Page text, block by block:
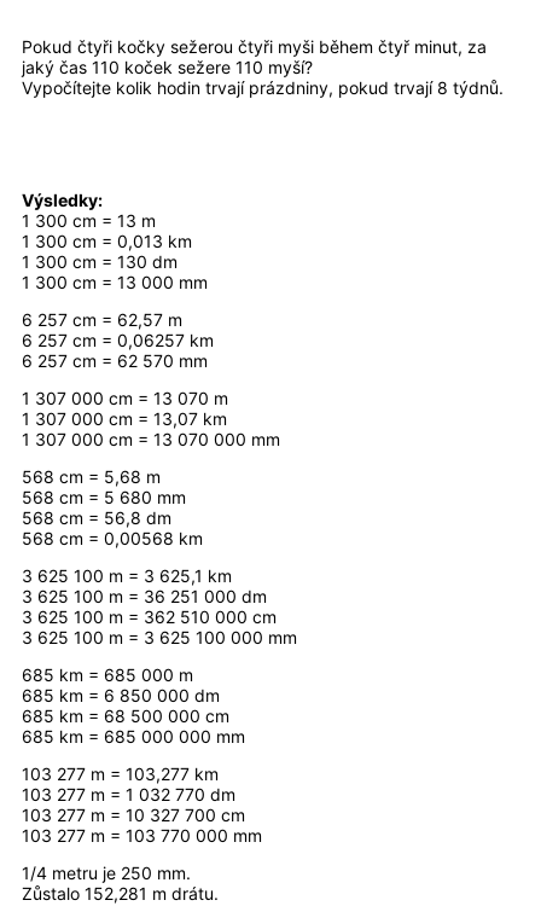
Pokud čtyři kočky sežerou čtyři myši během čtyř minut, za
jaký čas 110 koček sežere 110 myší?
Vypočítejte kolik hodin trvají prázdniny, pokud trvají 8 týdnů.
Výsledky:
1 300 cm = 13 m
1 300 cm = 0,013 km
1 300 cm = 130 dm
1 300 cm = 13 000 mm
6 257 cm = 62,57 m
6 257 cm = 0,06257 km
6 257 cm = 62 570 mm
1 307 000 cm = 13 070 m
1 307 000 cm = 13,07 km
1 307 000 cm = 13 070 000 mm
568 cm = 5,68 m
568 cm = 5 680 mm
568 cm = 56,8 dm
568 cm = 0,00568 km
3 625 100 m = 3 625,1 km
3 625 100 m = 36 251 000 dm
3 625 100 m = 362 510 000 cm
3 625 100 m = 3 625 100 000 mm
685 km = 685 000 m
685 km = 6 850 000 dm
685 km = 68 500 000 cm
685 km = 685 000 000 mm
103 277 m = 103,277 km
103 277 m = 1 032 770 dm
103 277 m = 10 327 700 cm
103 277 m = 103 770 000 mm
1/4 metru je 250 mm.
Zůstalo 152,281 m drátu.